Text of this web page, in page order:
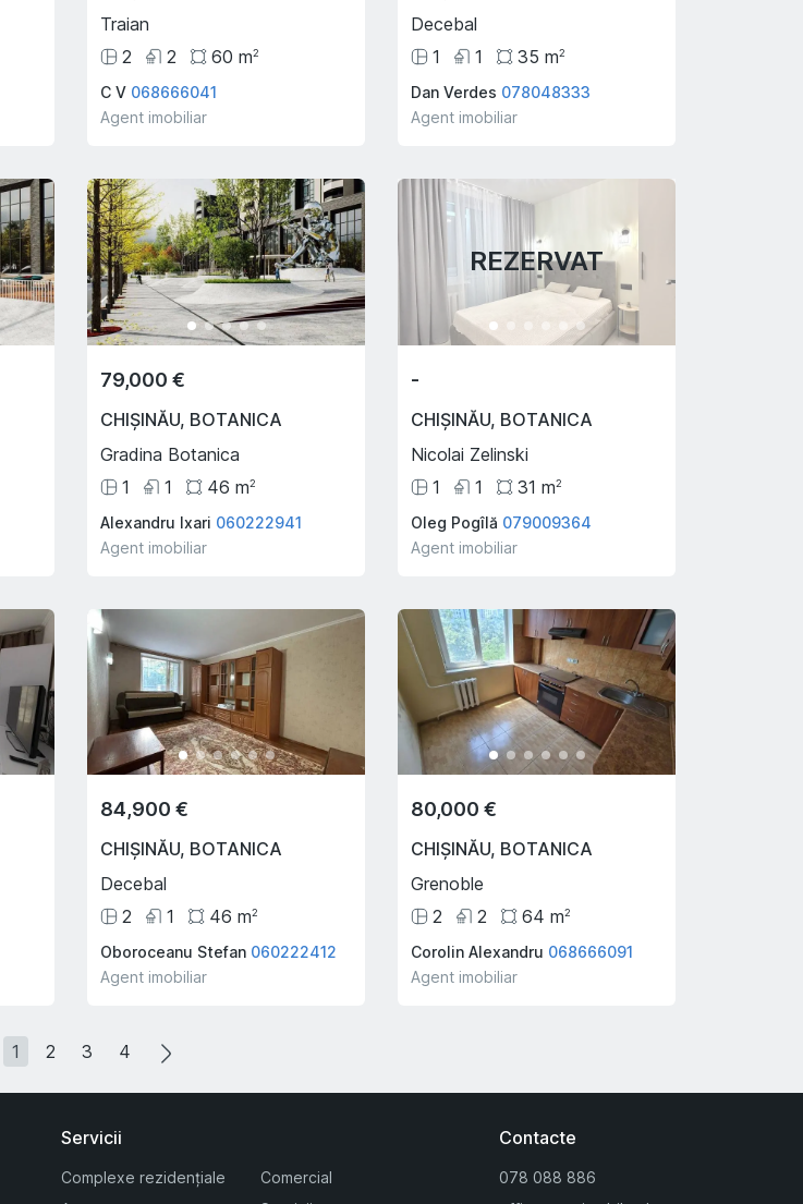
Traian
2
2 60 m2
C V 068666041
Agent imobiliar
Decebal
1
1 35 m2
Dan Verdes 078048333
Agent imobiliar
79,000 €
CHIȘINĂU, BOTANICA
Gradina Botanica
1
1 46 m2
Alexandru Ixari 060222941
Agent imobiliar
REZERVAT
-
CHIȘINĂU, BOTANICA
Nicolai Zelinski
1
1 31 m2
Oleg Pogîlă 079009364
Agent imobiliar
84,900 €
CHIȘINĂU, BOTANICA
Decebal
2
1 46 m2
Oboroceanu Stefan 060222412
Agent imobiliar
80,000 €
CHIȘINĂU, BOTANICA
Grenoble
2
2 64 m2
Corolin Alexandru 068666091
Agent imobiliar
1 2 3 4
Servicii
Complexe rezidențiale
Comercial
Contacte
078 088 886